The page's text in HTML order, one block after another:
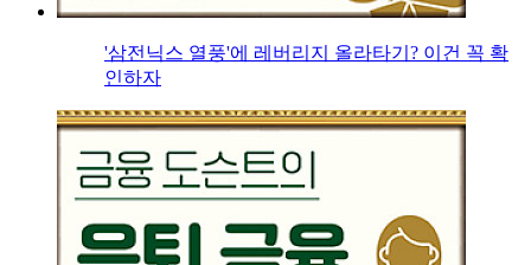
'삼전닉스 열풍'에 레버리지 올라타기? 이건 꼭 확
인하자